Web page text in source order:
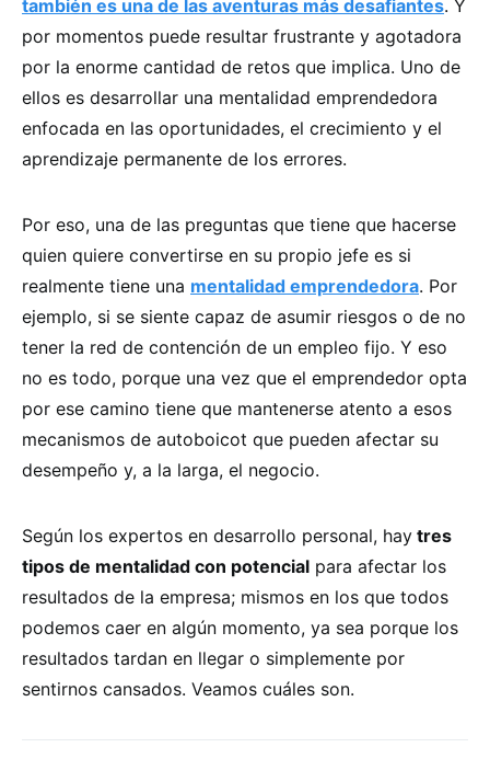
también es una de las aventuras más desafiantes. Y
por momentos puede resultar frustrante y agotadora
por la enorme cantidad de retos que implica. Uno de
ellos es desarrollar una mentalidad emprendedora
enfocada en las oportunidades, el crecimiento y el
aprendizaje permanente de los errores.
Por eso, una de las preguntas que tiene que hacerse
quien quiere convertirse en su propio jefe es si
realmente tiene una mentalidad emprendedora. Por
ejemplo, si se siente capaz de asumir riesgos o de no
tener la red de contención de un empleo fijo. Y eso
no es todo, porque una vez que el emprendedor opta
por ese camino tiene que mantenerse atento a esos
mecanismos de autoboicot que pueden afectar su
desempeño y, a la larga, el negocio.
Según los expertos en desarrollo personal, hay tres
tipos de mentalidad con potencial para afectar los
resultados de la empresa; mismos en los que todos
podemos caer en algún momento, ya sea porque los
resultados tardan en llegar o simplemente por
sentirnos cansados. Veamos cuáles son.